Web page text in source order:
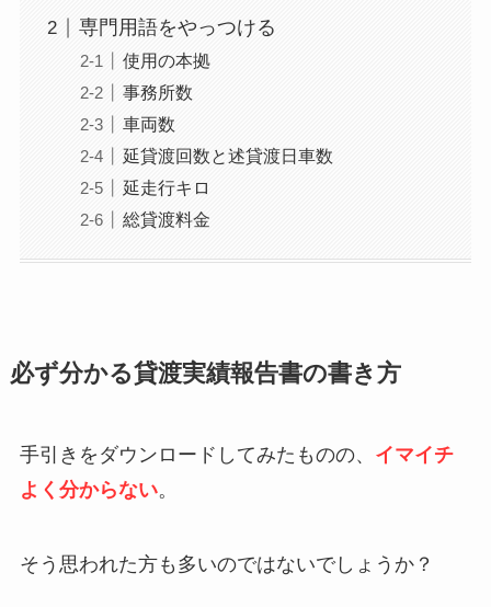
専門用語をやっつける
使用の本拠
事務所数
車両数
延貸渡回数と述貸渡日車数
延走行キロ
総貸渡料金
必ず分かる貸渡実績報告書の書き方
手引きをダウンロードしてみたものの、 イマイチ
よく分からない。
そう思われた方も多いのではないでしょうか？